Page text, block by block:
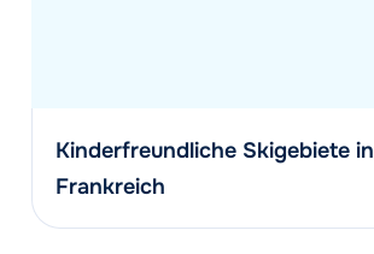
Kinderfreundliche Skigebiete in
Frankreich